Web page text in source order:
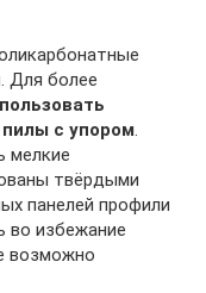
Для более
с упором.
мелкие
твёрдыми
панелей профили
во избежание
возможно